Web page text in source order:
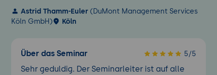
Astrid Thamm-Euler(DuMont Management Services
Köln GmbH)
Köln
Über das Seminar 5/5
Sehr geduldig. Der Seminarleiter ist auf alle